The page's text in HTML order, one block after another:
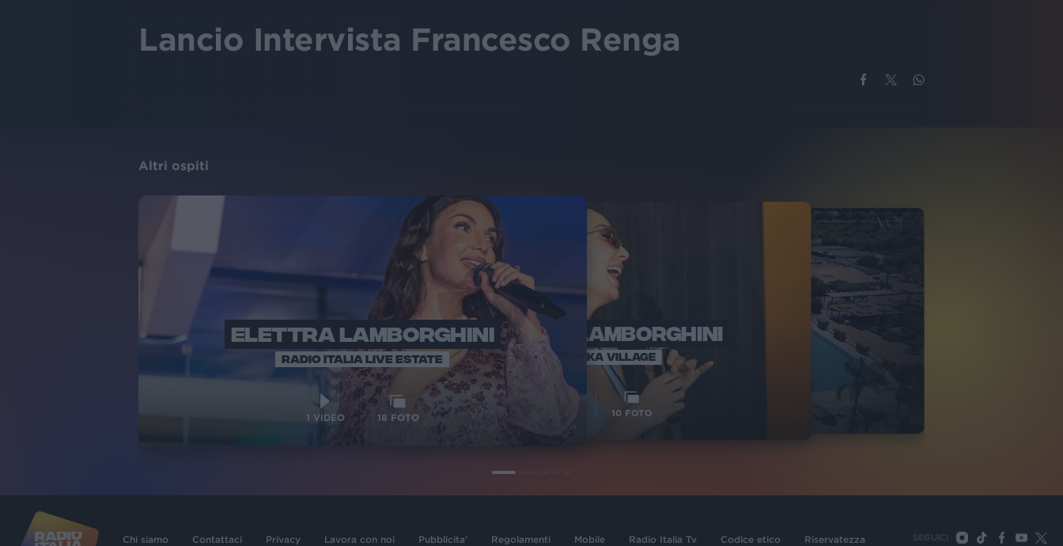
Lancio Intervista Francesco Renga
Altri ospiti
ELETTRA LAMBORGHINI
RADIO ITALIA LIVE ESTATE
1 VIDEO 18 FOTO
ELETTRA LAMBORGHINI
VOI TANKA VILLAGE
10 FOTO
RADIO ITALIA
VOI TANKA VILLAGE
Chi siamo Contattaci Privacy Lavora con noi Pubblicita' Regolamenti Mobile Radio Italia Tv Codice etico Riservatezza SEGUICI